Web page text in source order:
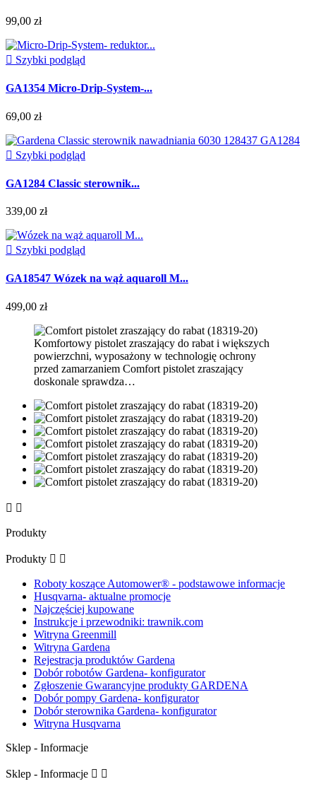
99,00 zł
 Szybki podgląd
GA1354 Micro-Drip-System-...
69,00 zł
 Szybki podgląd
GA1284 Classic sterownik...
339,00 zł
 Szybki podgląd
GA18547 Wózek na wąż aquaroll M...
499,00 zł
Komfortowy pistolet zraszający do rabat i większych
powierzchni, wyposażony w technologię ochrony
przed zamarzaniem Comfort pistolet zraszający
doskonale sprawdza…
 
Produkty
Produkty  
Roboty koszące Automower® - podstawowe informacje
Husqvarna- aktualne promocje
Najczęściej kupowane
Instrukcje i przewodniki: trawnik.com
Witryna Greenmill
Witryna Gardena
Rejestracja produktów Gardena
Dobór robotów Gardena- konfigurator
Zgłoszenie Gwarancyjne produkty GARDENA
Dobór pompy Gardena- konfigurator
Dobór sterownika Gardena- konfigurator
Witryna Husqvarna
Sklep - Informacje
Sklep - Informacje  